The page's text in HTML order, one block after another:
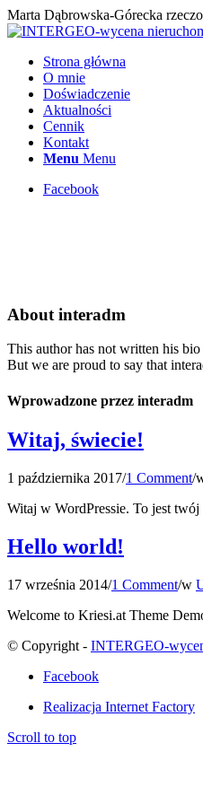
Marta Dąbrowska-Górecka
Strona główna
O mnie
Doświadczenie
Aktualności
Cennik
Kontakt
Menu Menu
Facebook
About interadm
This author has not written his bio
But we are proud to say that
Wprowadzone przez interadm
Witaj, świecie!
1 października 2017/1 Comment/
Witaj w WordPressie. To jest
Hello world!
17 września 2014/1 Comment/w
Welcome to Kriesi.at Theme
© Copyright - INTERGEO-
Facebook
Realizacja Internet Factory
Scroll to top